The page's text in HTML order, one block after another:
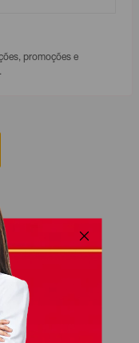
promoções e